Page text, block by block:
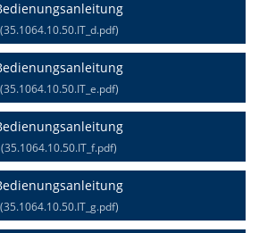
(35.1064.10.50.IT_d.pdf)
(35.1064.10.50.IT_e.pdf)
(35.1064.10.50.IT_f.pdf)
(35.1064.10.50.IT_g.pdf)